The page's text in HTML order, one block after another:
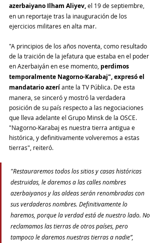
azerbaiyano Ilham Aliyev, el 19 de septiembre,
en un reportaje tras la inauguración de los
ejercicios militares en alta mar.
"A principios de los años noventa, como resultado
de la traición de la jefatura que estaba en el poder
en Azerbaiyán en ese momento, perdimos
temporalmente Nagorno-Karabaj", expresó el
mandatario azerí ante la TV Pública. De esta
manera, se sinceró y mostró la verdadera
posición de su país respecto a las negociaciones
que lleva adelante el Grupo Minsk de la OSCE.
"Nagorno-Karabaj es nuestra tierra antigua e
histórica, y definitivamente volveremos a estas
tierras", reiteró.
"Restauraremos todos los sitios y casas históricas
destruidas, le daremos a las calles nombres
azerbaiyanos y las aldeas serán renombradas con
sus verdaderos nombres. Definitivamente lo
haremos, porque la verdad está de nuestro lado. No
reclamamos las tierras de otros países, pero
tampoco le daremos nuestras tierras a nadie”,